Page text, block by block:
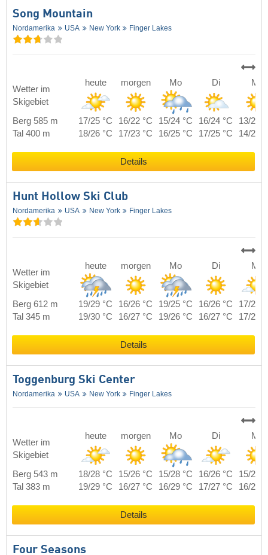
Song Mountain
Nordamerika USA New York Finger Lakes
Wetter im
Skigebiet
heute morgen Mo Di Mi
Berg 585 m 17/25 °C 16/22 °C 15/24 °C 16/24 °C
13/24
Tal 400 m
18/26 °C 17/23 °C 16/25 °C 17/25 °C 14/25
Details
Hunt Hollow Ski Club
Nordamerika USA New York Finger Lakes
Wetter im
Skigebiet
heute morgen Mo Di Mi
Berg 612 m 19/29 °C 16/26 °C 19/25 °C 16/26 °C
17/26
Tal 345 m
19/30 °C 16/27 °C 19/26 °C 16/27 °C 17/27
Details
Toggenburg Ski Center
Nordamerika USA New York Finger Lakes
Wetter im
Skigebiet
heute morgen Mo Di Mi
Berg 543 m 18/28 °C 15/26 °C 15/28 °C 16/26 °C
15/26
Tal 383 m
19/29 °C 16/27 °C 16/29 °C 17/27 °C 16/27
Details
Four Seasons